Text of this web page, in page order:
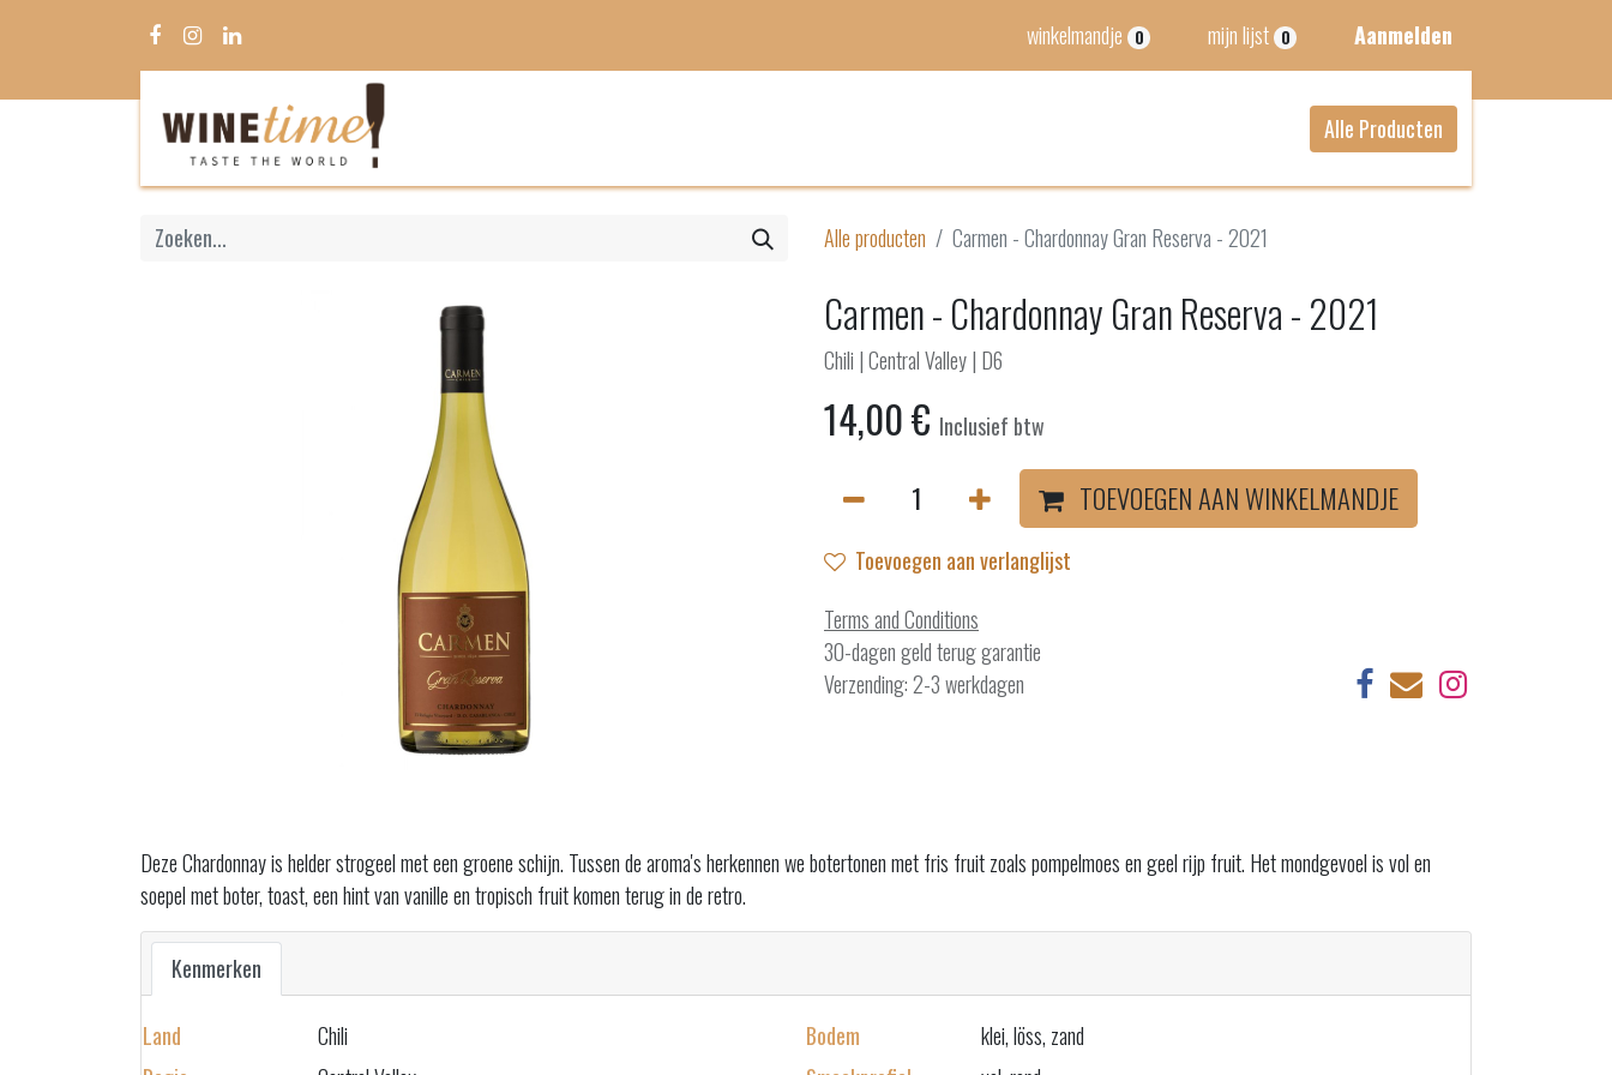
winkelmandje 0 mijn lijst 0 Aanmelden
Alle Producten
Alle producten Carmen - Chardonnay Gran Reserva - 2021
Carmen - Chardonnay Gran Reserva - 2021
Chili | Central Valley | D6
14,00€ Inclusief btw
TOEVOEGEN AAN WINKELMANDJE
Toevoegen aan verlanglijst
Terms and Conditions
30-dagen geld terug garantie
Verzending: 2-3 werkdagen
Deze Chardonnay is helder strogeel met een groene schijn. Tussen de aroma's herkennen we botertonen met fris fruit zoals pompelmoes en geel rijp fruit. Het mondgevoel is vol en
soepel met boter, toast, een hint van vanille en tropisch fruit komen terug in de retro.
Kenmerken
Land
Chili
Bodem
klei, löss, zand